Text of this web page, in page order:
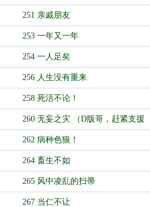
251 亲戚朋友
253 一年又一年
254 一人足矣
256 人生没有重来
258 死活不论！
260 无妄之灾 （D版哥，赶紧支援
一下！）
262 病种色狼！
264 畜生不如
265 风中凌乱的扫帚
267 当仁不让